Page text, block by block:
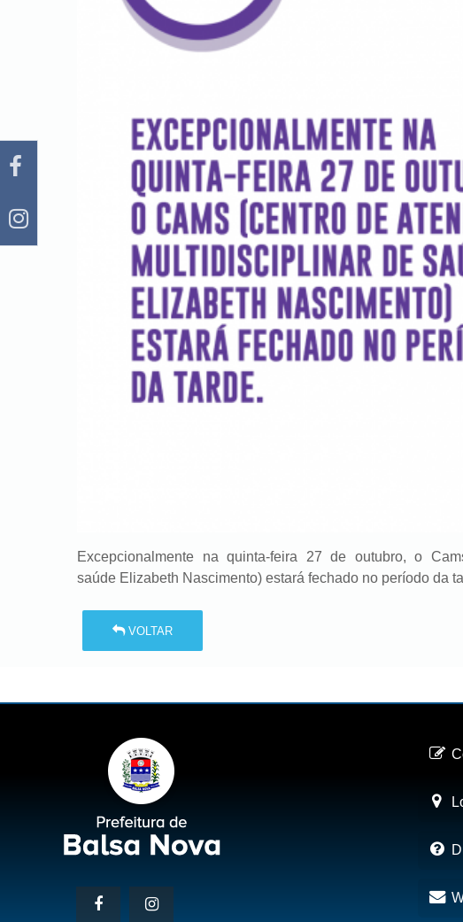
Excepcionalmente na quinta-feira 27 de outubro, o
saúde Elizabeth Nascimento) estará fechado no período da
VOLTAR